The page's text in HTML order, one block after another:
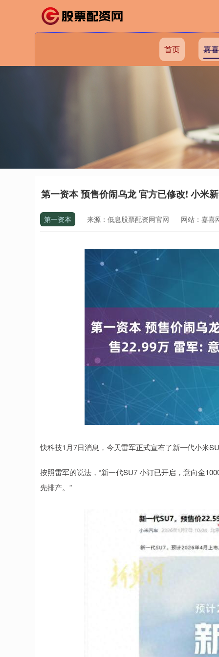
首页 嘉
第一资本 预售价闹乌龙 官方已修改! 小米
第一资本 来源：低息股票配资网官网 网站：嘉喜
快科技1月7日消息，今天雷军正式宣布了新一代小米
按照雷军的说法，“新一代SU7 小订已开启，意向金
先排产。”
0.57% 深证成指 14110.12 -34.08